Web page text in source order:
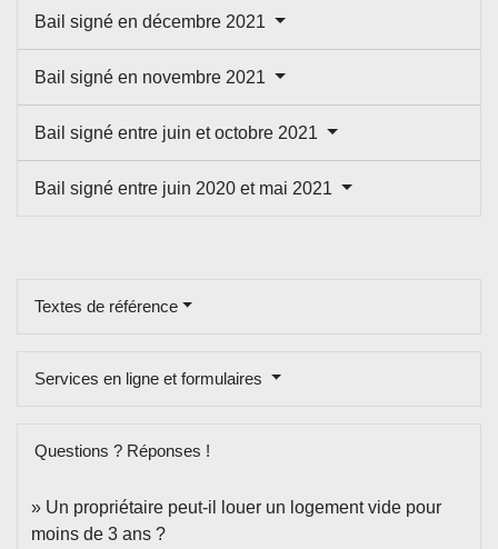
Bail signé en décembre 2021
Bail signé en novembre 2021
Bail signé entre juin et octobre 2021
Bail signé entre juin 2020 et mai 2021
Textes de référence
Services en ligne et formulaires
Questions ? Réponses !
Un propriétaire peut-il louer un logement vide pour
moins de 3 ans ?